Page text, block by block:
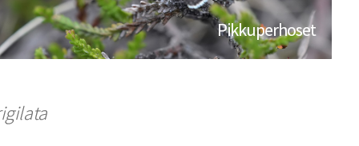
Pikkuperhoset